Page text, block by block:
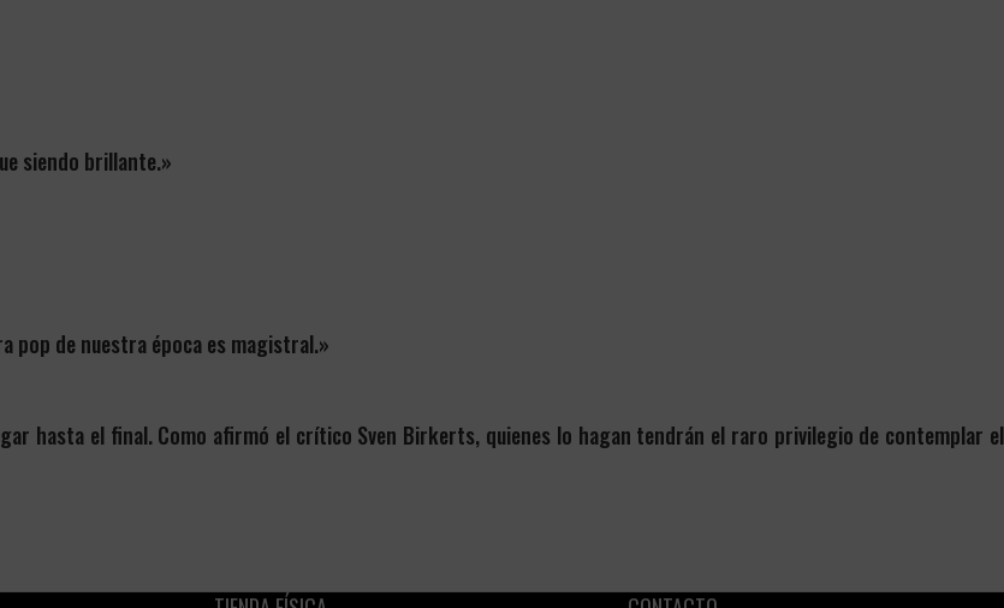
siendo brillante.»
pop de nuestra época es magistral.»
hasta el final. Como afirmó el crítico Sven Birkerts, quienes lo hagan tendrán el raro privilegio de contemplar el